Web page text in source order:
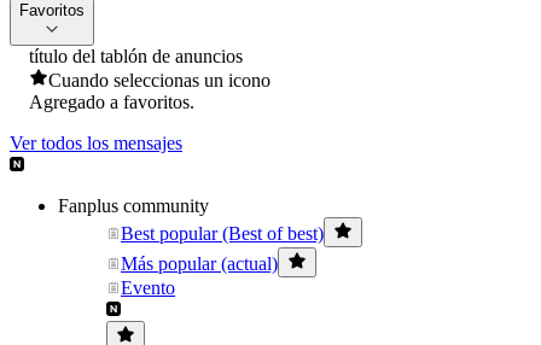
Favoritos
título del tablón de anuncios
Cuando seleccionas un icono
Agregado a favoritos.
Ver todos los mensajes
Fanplus community
Best popular (Best of best)
Más popular (actual)
Evento